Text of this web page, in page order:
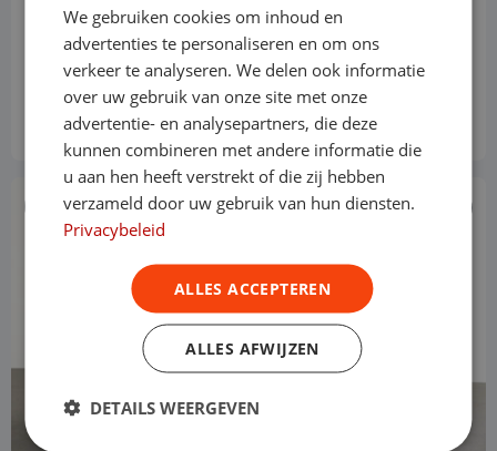
Elektrisch Automaat 21.569 km 2023
L3H1
Financial lease € 497 p/m
Operational lease v.a. € 629 p/m
€ 31.890
We gebruiken cookies om inhoud en
advertenties te personaliseren en om ons
verkeer te analyseren. We delen ook informatie
over uw gebruik van onze site met onze
advertentie- en analysepartners, die deze
kunnen combineren met andere informatie die
u aan hen heeft verstrekt of die zij hebben
verzameld door uw gebruik van hun diensten.
Privacybeleid
ALLES ACCEPTEREN
ALLES AFWIJZEN
DETAILS WEERGEVEN